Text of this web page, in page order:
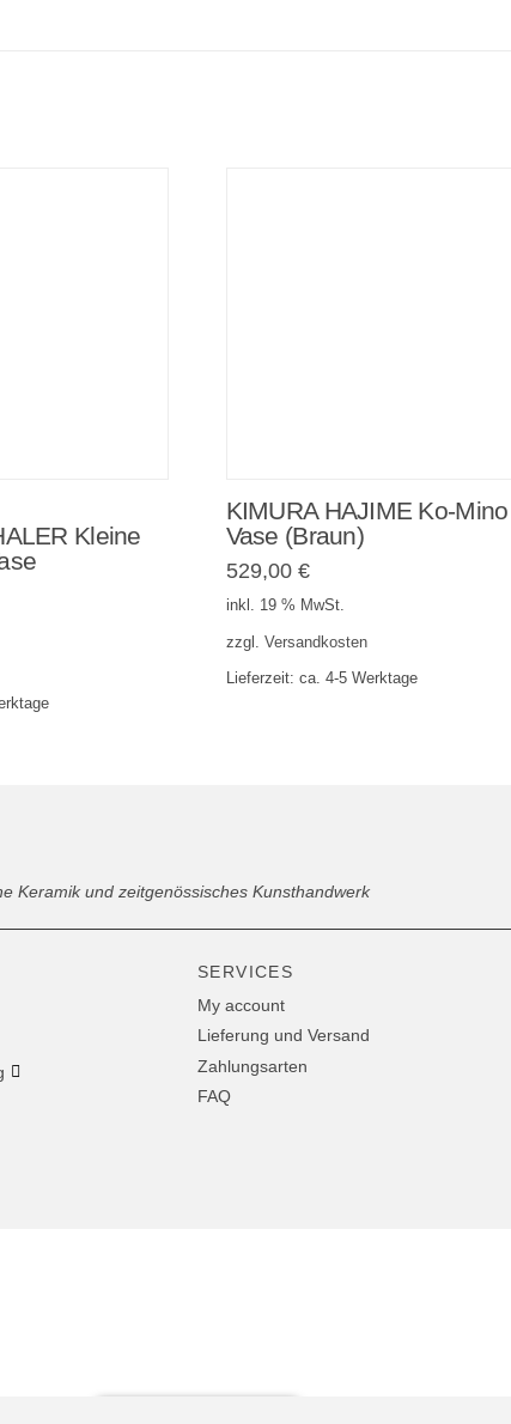
Kleine
KIMURA HAJIME Ko-Mino
Vase (Braun)
529,00 €
inkl. 19 % MwSt.
zzgl. Versandkosten
Lieferzeit: ca. 4-5 Werktage
Keramik und zeitgenössisches Kunsthandwerk
SERVICES
My account
Lieferung und Versand
Zahlungsarten
FAQ